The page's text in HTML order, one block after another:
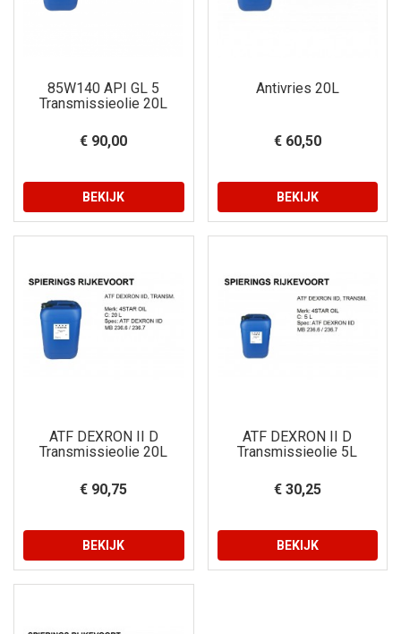
85W140 API GL 5
Transmissieolie 20L
€ 90,00
BEKIJK
Antivries 20L
€ 60,50
BEKIJK
ATF DEXRON II D
Transmissieolie 20L
€ 90,75
BEKIJK
ATF DEXRON II D
Transmissieolie 5L
€ 30,25
BEKIJK